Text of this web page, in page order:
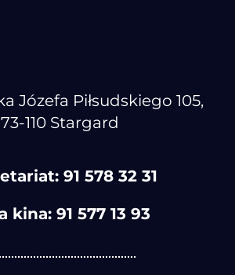
Józefa Piłsudskiego 105,
73-110 Stargard
91 578 32 31
kina: 91 577 13 93